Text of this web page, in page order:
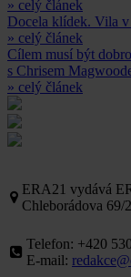
» celý článek
Docela klídek. Vila v
» celý článek
Cílem musí být
s Chrisem
» celý článek
ERA21 vydává
Chleborádova 69/
Telefon: +420
E-mail: